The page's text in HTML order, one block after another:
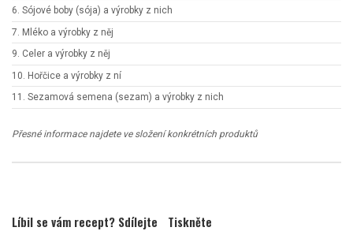
6. Sójové boby (sója) a výrobky z nich
7. Mléko a výrobky z něj
9. Celer a výrobky z něj
10. Hořčice a výrobky z ní
11. Sezamová semena (sezam) a výrobky z nich
Přesné informace najdete ve složení konkrétních produktů
Líbil se vám recept? Sdílejte Tiskněte